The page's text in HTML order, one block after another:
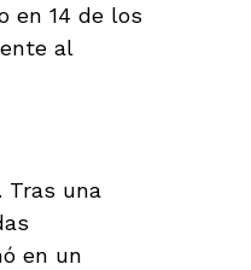
en 14 de los
al
Tras una
en un